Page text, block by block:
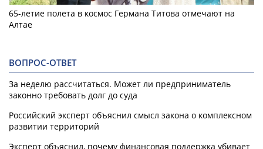
65-летие полета в космос Германа Титова отмечают на
Алтае
ВОПРОС-ОТВЕТ
За неделю рассчитаться. Может ли предприниматель
законно требовать долг до суда
Российский эксперт объяснил смысл закона о комплексном
развитии территорий
Эксперт объяснил, почему финансовая поддержка убивает